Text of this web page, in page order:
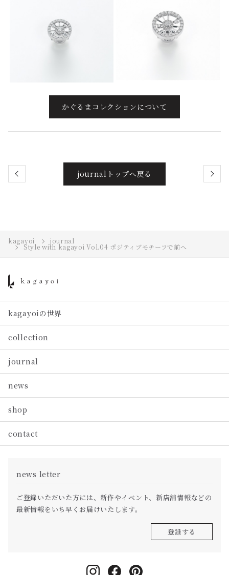
かぐるまコレクションについて
journalトップへ戻る
kagayoi journal
Style with kagayoi Vol.04 ポジティブモチーフで前へ
kagayoiの世界
collection
journal
news
shop
contact
news letter
ご登録いただいた方には、新作やイベント、新店舗情報などの
最新情報をいち早くお届けいたします。
登録する